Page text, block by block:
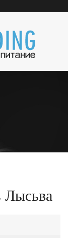
Лысьва